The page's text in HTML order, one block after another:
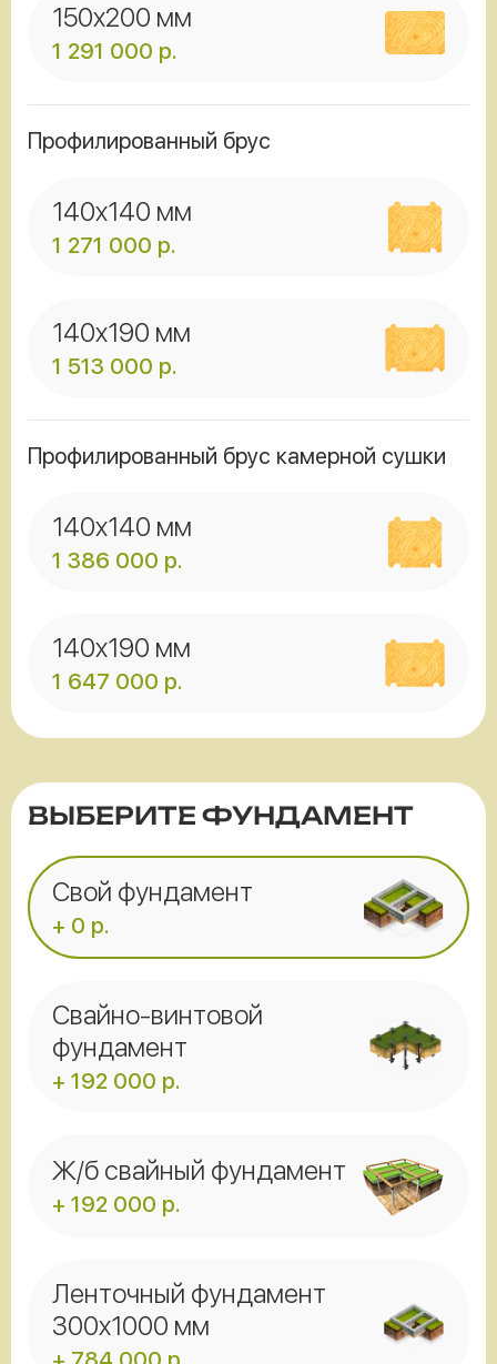
150x200 мм
1 291 000 р.
Профилированный брус
140x140 мм
1 271 000 р.
140x190 мм
1 513 000 р.
Профилированный брус камерной сушки
140x140 мм
1 386 000 р.
140x190 мм
1 647 000 р.
ВЫБЕРИТЕ ФУНДАМЕНТ
Свой фундамент
+ 0 р.
Свайно-винтовой
фундамент
+ 192 000 р.
Ж/б свайный фундамент
+ 192 000 р.
Ленточный фундамент
300x1000 мм